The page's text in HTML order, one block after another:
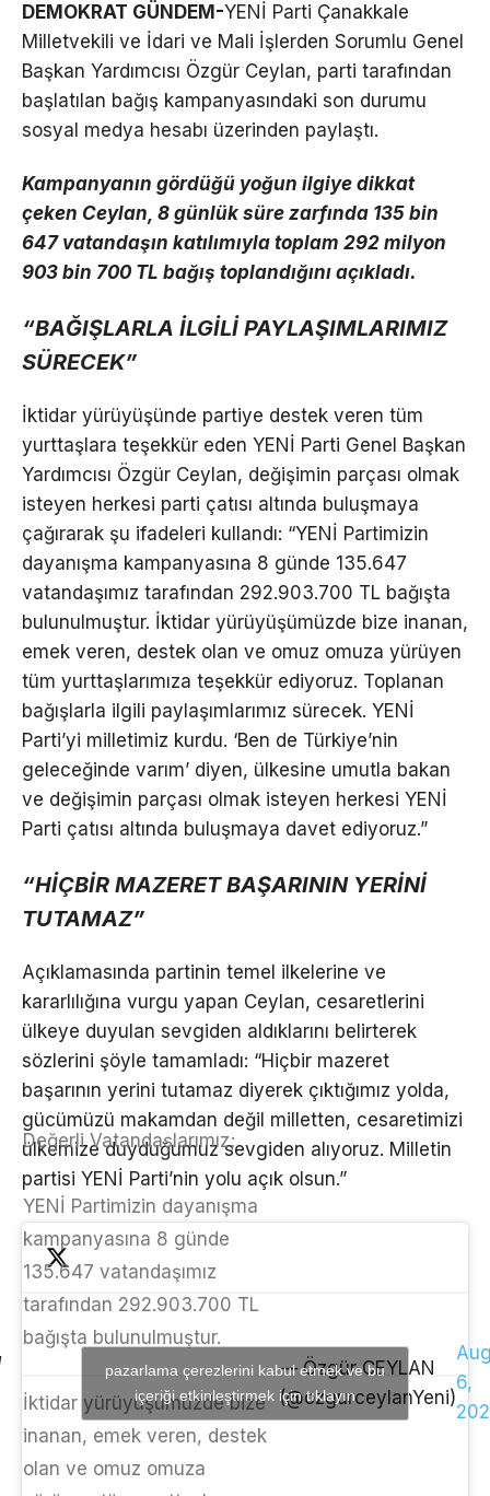
DEMOKRAT GÜNDEM-YENİ Parti Çanakkale
Milletvekili ve İdari ve Mali İşlerden Sorumlu Genel
Başkan Yardımcısı Özgür Ceylan, parti tarafından
başlatılan bağış kampanyasındaki son durumu
sosyal medya hesabı üzerinden paylaştı.
Kampanyanın gördüğü yoğun ilgiye dikkat
çeken Ceylan, 8 günlük süre zarfında 135 bin
647 vatandaşın katılımıyla toplam 292 milyon
903 bin 700 TL bağış toplandığını açıkladı.
“BAĞIŞLARLA İLGİLİ PAYLAŞIMLARIMIZ
SÜRECEK”
İktidar yürüyüşünde partiye destek veren tüm
yurttaşlara teşekkür eden YENİ Parti Genel Başkan
Yardımcısı Özgür Ceylan, değişimin parçası olmak
isteyen herkesi parti çatısı altında buluşmaya
çağırarak şu ifadeleri kullandı: “YENİ Partimizin
dayanışma kampanyasına 8 günde 135.647
vatandaşımız tarafından 292.903.700 TL bağışta
bulunulmuştur. İktidar yürüyüşümüzde bize inanan,
emek veren, destek olan ve omuz omuza yürüyen
tüm yurttaşlarımıza teşekkür ediyoruz. Toplanan
bağışlarla ilgili paylaşımlarımız sürecek. YENİ
Parti’yi milletimiz kurdu. ‘Ben de Türkiye’nin
geleceğinde varım’ diyen, ülkesine umutla bakan
ve değişimin parçası olmak isteyen herkesi YENİ
Parti çatısı altında buluşmaya davet ediyoruz.”
“HİÇBİR MAZERET BAŞARININ YERİNİ
TUTAMAZ”
Açıklamasında partinin temel ilkelerine ve
kararlılığına vurgu yapan Ceylan, cesaretlerini
ülkeye duyulan sevgiden aldıklarını belirterek
sözlerini şöyle tamamladı: “Hiçbir mazeret
başarının yerini tutamaz diyerek çıktığımız yolda,
gücümüzü makamdan değil milletten, cesaretimizi
ülkemize duyduğumuz sevgiden alıyoruz. Milletin
partisi YENİ Parti’nin yolu açık olsun.”
Değerli Vatandaşlarımız;
YENİ Partimizin dayanışma
kampanyasına 8 günde
135.647 vatandaşımız
tarafından 292.903.700 TL
bağışta bulunulmuştur.
İktidar yürüyüşümüzde bize
inanan, emek veren, destek
olan ve omuz omuza
— Özgür CEYLAN
(@ozgurceylanYeni)
6,
pazarlama çerezlerini kabul etmek ve bu
içeriği etkinleştirmek için tıklayın